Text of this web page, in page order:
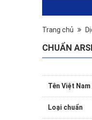
Trang chủ
CHUẨN
Tên Việt
Loại chuẩn